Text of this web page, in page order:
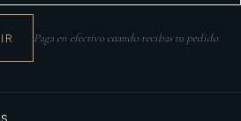
Paga en efectivo cuando recibas tu pedido